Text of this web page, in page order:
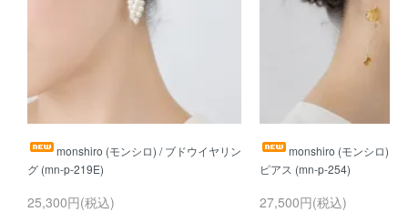
monshiro (モンシロ) / ブドウイヤリン
25,300円(税込)
monshiro (モンシロ) /
27,500円(税込)